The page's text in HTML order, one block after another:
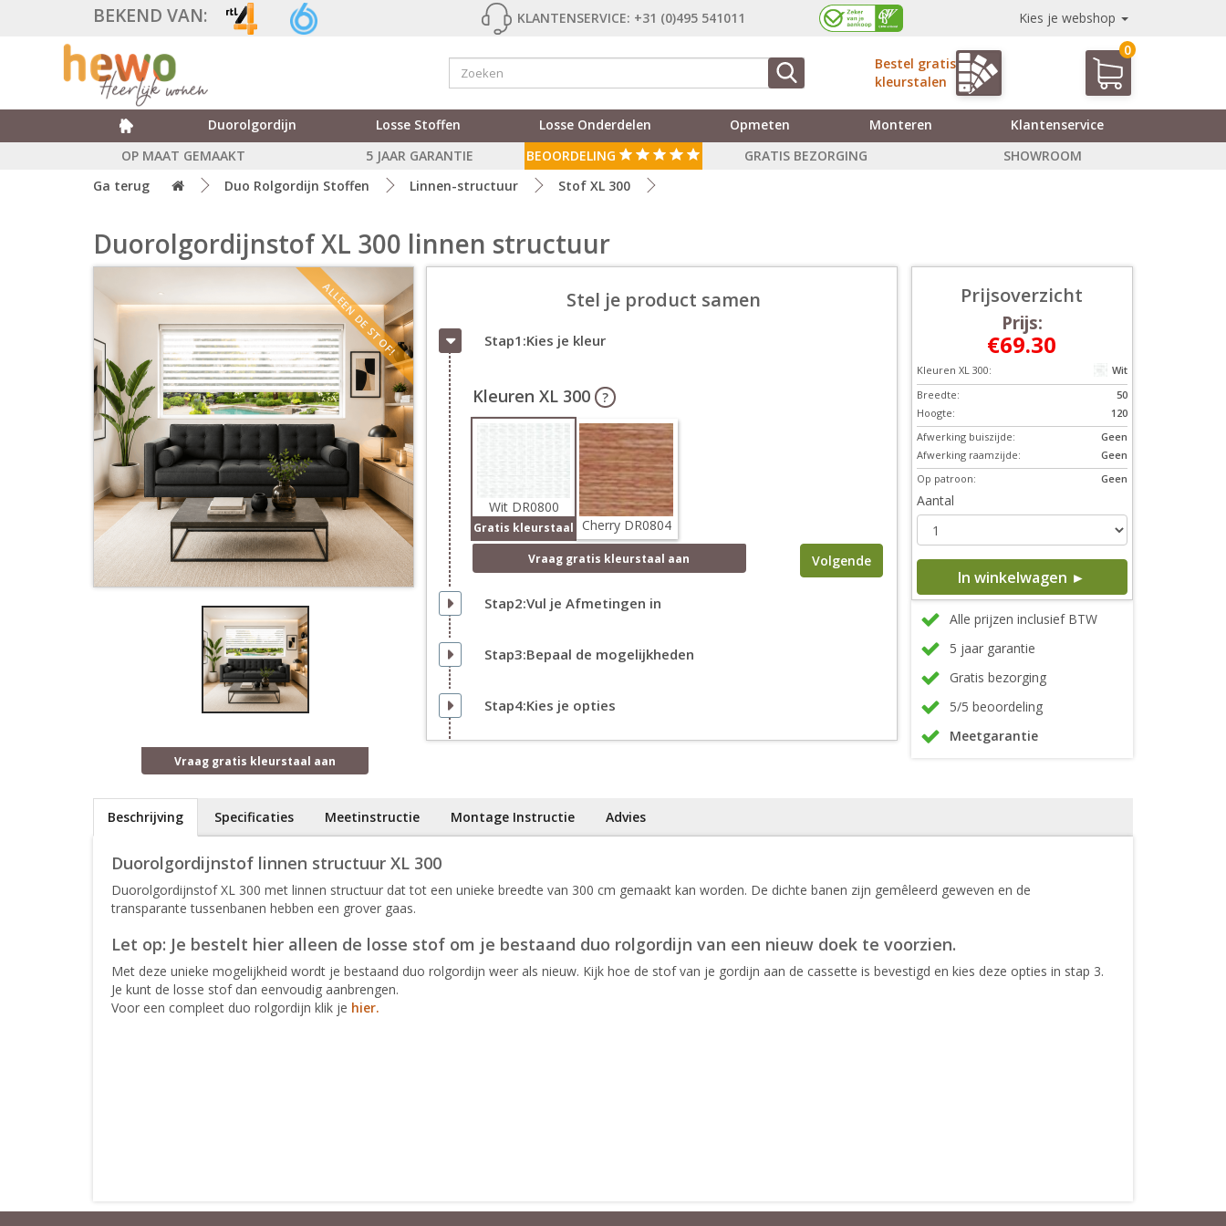
BEKEND VAN: KLANTENSERVICE: +31 (0)495 541011 Kies je webshop
Bestel gratis
kleurstalen
0
Duorolgordijn Losse Stoffen Losse Onderdelen Opmeten Monteren
Klantenservice
OP MAAT GEMAAKT
5 JAAR GARANTIE BEOORDELING GRATIS BEZORGING
SHOWROOM
Ga terug
Duo Rolgordijn Stoffen Linnen-structuur Stof XL 300
Duorolgordijnstof XL 300 linnen structuur
ALLEEN DE STOF!
Vraag gratis kleurstaal aan
Stel je product samen
Stap1:Kies je kleur
Kleuren XL 300 ?
Wit DR0800
Gratis kleurstaal Cherry DR0804
Vraag gratis kleurstaal aan Volgende
Stap2:Vul je Afmetingen in
Stap3:Bepaal de mogelijkheden
Stap4:Kies je opties
Prijsoverzicht
Prijs:
€69.30
Kleuren XL 300:
Wit
Breedte:
50
Hoogte:
120
Afwerking buiszijde:
Geen
Afwerking raamzijde:
Geen
Op patroon:
Geen
Aantal
In winkelwagen ►
Alle prijzen inclusief BTW
5 jaar garantie
Gratis bezorging
5/5 beoordeling
Meetgarantie
Beschrijving Specificaties Meetinstructie Montage Instructie Advies
Duorolgordijnstof linnen structuur XL 300
Duorolgordijnstof XL 300 met linnen structuur dat tot een unieke breedte van 300 cm gemaakt kan worden. De dichte banen zijn gemêleerd geweven en de
transparante tussenbanen hebben een grover gaas.
Let op: Je bestelt hier alleen de losse stof om je bestaand duo rolgordijn van een nieuw doek te voorzien.
Met deze unieke mogelijkheid wordt je bestaand duo rolgordijn weer als nieuw. Kijk hoe de stof van je gordijn aan de cassette is bevestigd en kies deze opties in stap 3.
Je kunt de losse stof dan eenvoudig aanbrengen.
Voor een compleet duo rolgordijn klik je hier.